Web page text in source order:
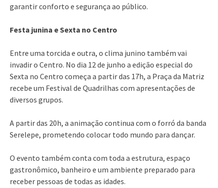
garantir conforto e segurança ao público.
Festa junina e Sexta no Centro
Entre uma torcida e outra, o clima junino também vai
invadir o Centro. No dia 12 de junho a edição especial do
Sexta no Centro começa a partir das 17h, a Praça da Matriz
recebe um Festival de Quadrilhas com apresentações de
diversos grupos.
A partir das 20h, a animação continua com o forró da banda
Serelepe, prometendo colocar todo mundo para dançar.
O evento também conta com toda a estrutura, espaço
gastronômico, banheiro e um ambiente preparado para
receber pessoas de todas as idades.